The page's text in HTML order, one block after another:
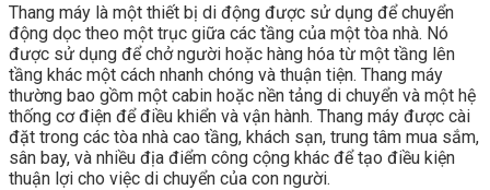
Thang máy là một thiết bị di động được sử dụng để chuyển
động dọc theo một trục giữa các tầng của một tòa nhà. Nó
được sử dụng để chở người hoặc hàng hóa từ một tầng lên
tầng khác một cách nhanh chóng và thuận tiện. Thang máy
thường bao gồm một cabin hoặc nền tảng di chuyển và một hệ
thống cơ điện để điều khiển và vận hành. Thang máy được cài
đặt trong các tòa nhà cao tầng, khách sạn, trung tâm mua sắm,
sân bay, và nhiều địa điểm công cộng khác để tạo điều kiện
thuận lợi cho việc di chuyển của con người.